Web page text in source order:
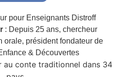
: Depuis 25 ans, chercheur
orale, président fondateur de
& Découvertes
au conte traditionnel dans 34